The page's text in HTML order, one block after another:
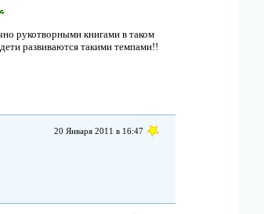
рукотворными книгами в таком
развиваются такими темпами!!
20 Января 2011 в 16:47